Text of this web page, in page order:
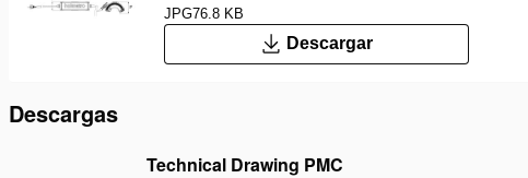
JPG76.8 KB
Descargar
Descargas
Technical Drawing PMC